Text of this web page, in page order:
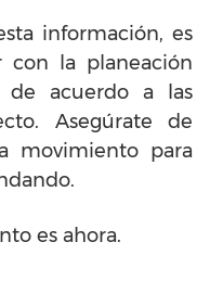
información, es
la planeación
acuerdo a las
Asegúrate de
movimiento para
es ahora.